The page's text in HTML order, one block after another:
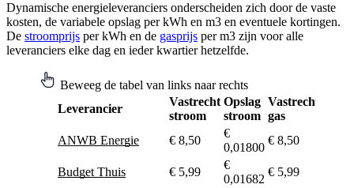
Dynamische energieleveranciers onderscheiden zich door de vaste
kosten, de variabele opslag per kWh en m3 en eventuele kortingen.
De stroomprijs per kWh en de gasprijs per m3 zijn voor alle
leveranciers elke dag en ieder kwartier hetzelfde.
Beweeg de tabel van links naar rechts
Leverancier
Vastrecht
stroom
Opslag
stroom
Vastrecht
gas
ANWB Energie
€ 8,50
€
0,01800
€ 8,50
Budget Thuis € 5,99
€
0,01682
€ 5,99